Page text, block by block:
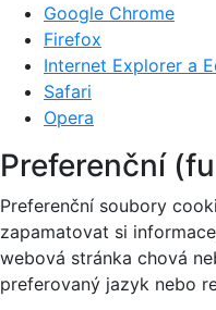
Google Chrome
Firefox
Internet Explorer a
Safari
Opera
Preferenční
Preferenční soubory
zapamatovat si
webová stránka chová
preferovaný jazyk nebo